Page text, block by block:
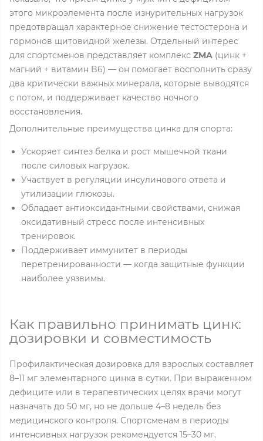
этого микроэлемента после изнурительных нагрузок
предотвращал характерное снижение тестостерона и
гормонов щитовидной железы. Отдельный интерес
для спортсменов представляет комплекс ZMA (цинк +
магний + витамин B6) — он помогает восполнить сразу
два критически важных минерала, которые выводятся
с потом, и поддерживает качество ночного
восстановления.
Дополнительные преимущества цинка для спорта:
Ускоряет синтез белка и рост мышечной ткани
после силовых нагрузок.
Участвует в регуляции инсулинового ответа и
утилизации глюкозы.
Обладает антиоксидантными свойствами, снижая
оксидативный стресс после интенсивных
тренировок.
Поддерживает иммунитет в периоды
перетренированности — когда защитные функции
наиболее уязвимы.
Как правильно принимать цинк:
дозировки и совместимость
Профилактическая дозировка для взрослых составляет
8–11 мг элементарного цинка в сутки. При выраженном
дефиците или в терапевтических целях врачи могут
назначать до 50 мг, но не дольше 4–8 недель без
медицинского контроля. Спортсменам в периоды
интенсивных нагрузок рекомендуется 15–30 мг.